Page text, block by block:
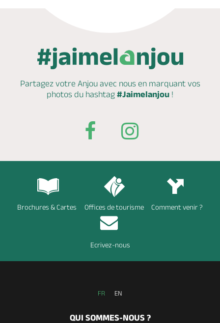
Partagez votre Anjou avec nous en marquantvos
photos du hashtag #Jaimelanjou !
Brochures & Cartes Offices de tourisme Comment venir ?
Ecrivez-nous
FR EN
QUI SOMMES-NOUS ?